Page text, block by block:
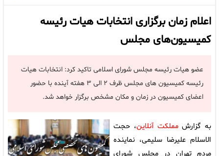
اعلام زمان برگزاری انتخابات هیات رئیسه
کمیسیون‌های مجلس
عضو هیات رئیسه مجلس شورای اسلامی تاکید کرد: انتخابات هیات
رئیسه کمیسیون های مجلس ظرف ۲ الی ۳ هفته آینده با حضور
اعضای کمیسیون در زمان و مکان مشخص برگزار خواهد شد.
به گزارشمملکت آنلاین، حجت
الاسلام علیرضا سلیمی، نماینده
مردم تهران در مجلس شورای